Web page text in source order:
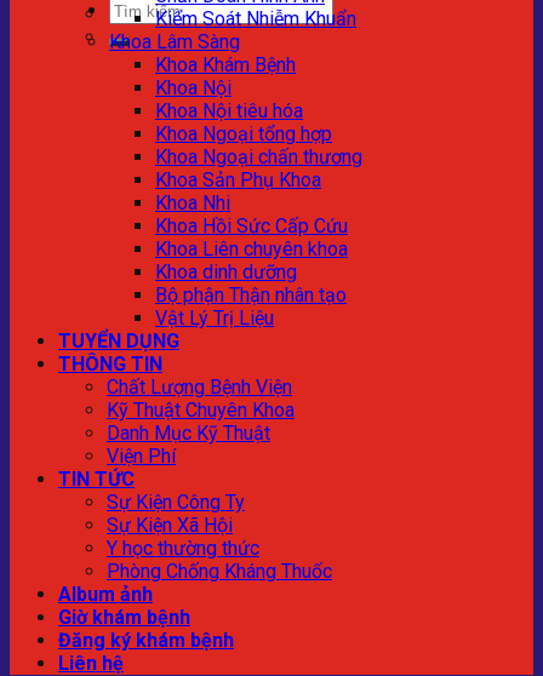
Kiểm Soát Nhiễm Khuẩn
Khoa Lâm Sàng
Khoa Khám Bệnh
Khoa Nội
Khoa Nội tiêu hóa
Khoa Ngoại tổng hợp
Khoa Ngoại chấn thương
Khoa Sản Phụ Khoa
Khoa Nhi
Khoa Hồi Sức Cấp Cứu
Khoa Liên chuyên khoa
Khoa dinh dưỡng
Bộ phận Thận nhân tạo
Vật Lý Trị Liệu
TUYỂN DỤNG
THÔNG TIN
Chất Lượng Bệnh Viện
Kỹ Thuật Chuyên Khoa
Danh Mục Kỹ Thuật
Viện Phí
TIN TỨC
Sự Kiện Công Ty
Sự Kiện Xã Hội
Y học thường thức
Phòng Chống Kháng Thuốc
Album ảnh
Giờ khám bệnh
Đăng ký khám bệnh
Liên hệ